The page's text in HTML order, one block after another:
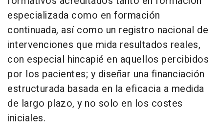
especializada como en formación
continuada, así como un registro nacional de
intervenciones que mida resultados reales,
con especial hincapié en aquellos percibidos
por los pacientes; y diseñar una financiación
estructurada basada en la eficacia a medida
de largo plazo, y no solo en los costes
iniciales.